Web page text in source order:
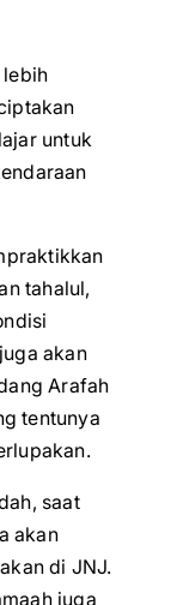
lebih
untuk
tahalul,
akan
Arafah
tentunya
saat
akan
di JNJ.
juga